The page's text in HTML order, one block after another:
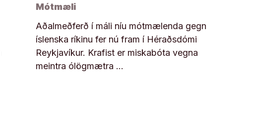
Mótmæli
Aðalmeðferð í máli níu mótmælenda gegn
íslenska ríkinu fer nú fram í Héraðsdómi
Reykjavíkur. Krafist er miskabóta vegna
meintra ólögmætra …